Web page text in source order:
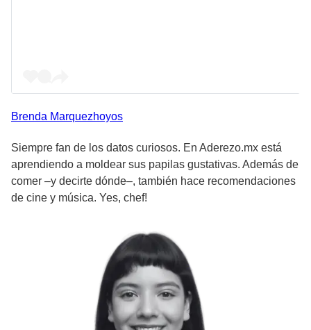
Brenda Marquezhoyos
Siempre fan de los datos curiosos. En Aderezo.mx está
aprendiendo a moldear sus papilas gustativas. Además de
comer –y decirte dónde–, también hace recomendaciones
de cine y música. Yes, chef!